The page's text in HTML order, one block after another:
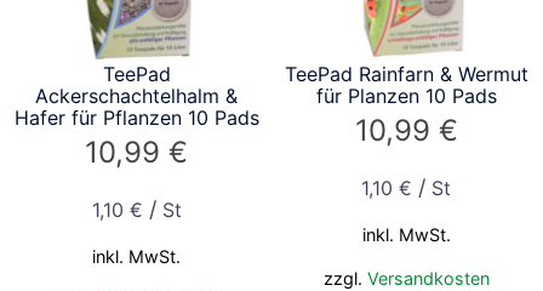
TeePad
Ackerschachtelhalm &
Hafer für Pflanzen 10 Pads
10,99€
1,10 € / St
inkl. MwSt.
TeePad Rainfarn & Wermut
für Planzen 10 Pads
10,99 €
1,10€ / St
inkl. MwSt.
zzgl. Versandkosten